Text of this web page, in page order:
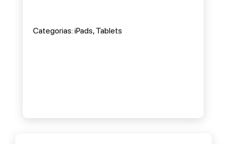
Categorias: iPads, Tablets